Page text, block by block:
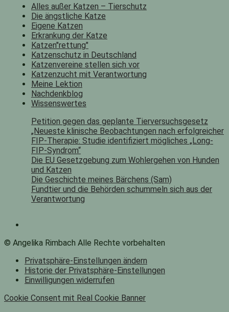
Alles außer Katzen – Tierschutz
Die ängstliche Katze
Eigene Katzen
Erkrankung der Katze
Katzen"rettung"
Katzenschutz in Deutschland
Katzenvereine stellen sich vor
Katzenzucht mit Verantwortung
Meine Lektion
Nachdenkblog
Wissenswertes
Petition gegen das geplante Tierversuchsgesetz
„Neueste klinische Beobachtungen nach erfolgreicher
FIP-Therapie: Studie identifiziert mögliches „Long-
FIP-Syndrom“
Die EU Gesetzgebung zum Wohlergehen von Hunden
und Katzen
Die Geschichte meines Bärchens (Sam)
Fundtier und die Behörden schummeln sich aus der
Verantwortung
© Angelika Rimbach Alle Rechte vorbehalten
Privatsphäre-Einstellungen ändern
Historie der Privatsphäre-Einstellungen
Einwilligungen widerrufen
Cookie Consent mit Real Cookie Banner